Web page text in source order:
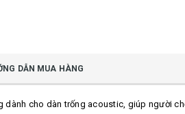
DẪN MUA HÀNG
dành cho dàn trống acoustic, giúp người